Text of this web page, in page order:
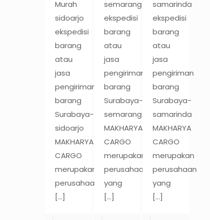
Murah
sidoarjo
ekspedisi
barang
atau
jasa
pengiriman
barang
Surabaya-
sidoarjo
MAKHARYA
CARGO
merupakan
perusahaan
[…]
semarang
ekspedisi
barang
atau
jasa
pengiriman
barang
Surabaya-
semarang
MAKHARYA
CARGO
merupakan
perusahaan
yang
[…]
samarinda
ekspedisi
barang
atau
jasa
pengiriman
barang
Surabaya-
samarinda
MAKHARYA
CARGO
merupakan
perusahaan
yang
[…]